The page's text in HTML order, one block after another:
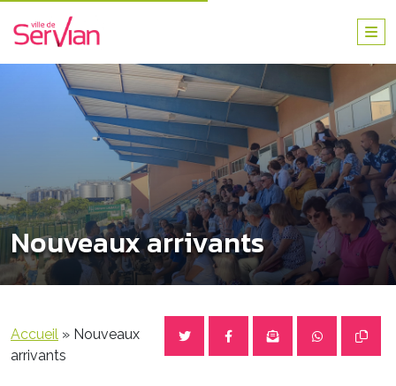
Nouveaux arrivants
Accueil » Nouveaux
arrivants